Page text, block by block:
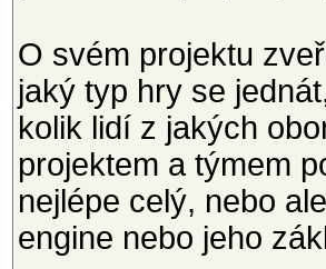
O svém projektu
jaký typ hry se
kolik lidí z jakých
projektem a týmem
nejlépe celý, nebo
engine nebo jeho